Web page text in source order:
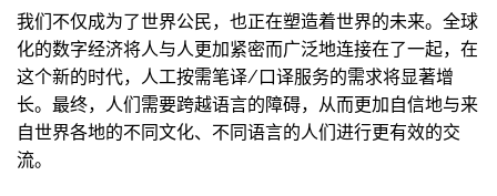
我们不仅成为了世界公民，也正在塑造着世界的未来。全球
化的数字经济将人与人更加紧密而广泛地连接在了一起，在
这个新的时代，人工按需笔译/口译服务的需求将显著增
长。最终，人们需要跨越语言的障碍，从而更加自信地与来
自世界各地的不同文化、不同语言的人们进行更有效的交
流。